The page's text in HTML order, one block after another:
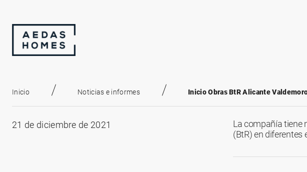
21 de diciembre de 2021
La compañía tiene
(BtR) en diferentes
Inicio Noticias e informes Inicio Obras BtR Alicante